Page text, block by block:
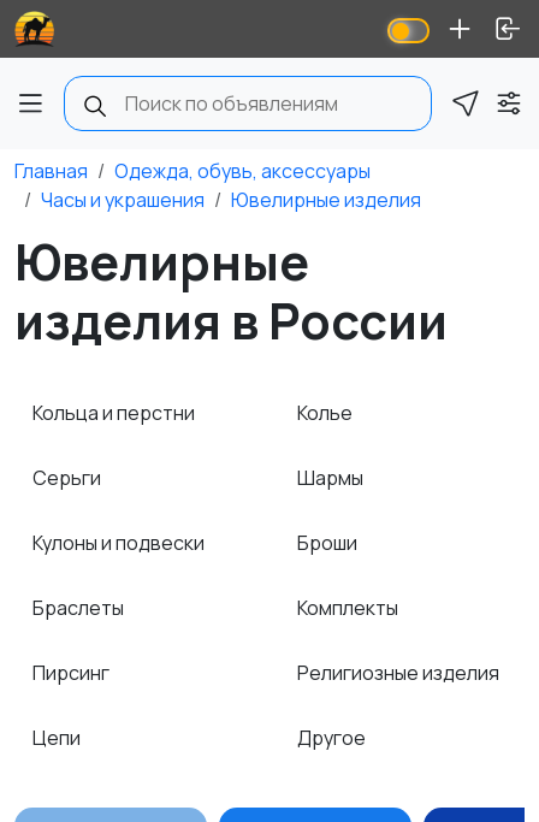
Главная
Одежда, обувь, аксессуары
Часы и украшения
Ювелирные изделия
Ювелирные
изделия в России
Кольца и перстни
Серьги
Кулоны и подвески
Браслеты
Пирсинг
Цепи
Колье
Шармы
Броши
Комплекты
Религиозные изделия
Другое